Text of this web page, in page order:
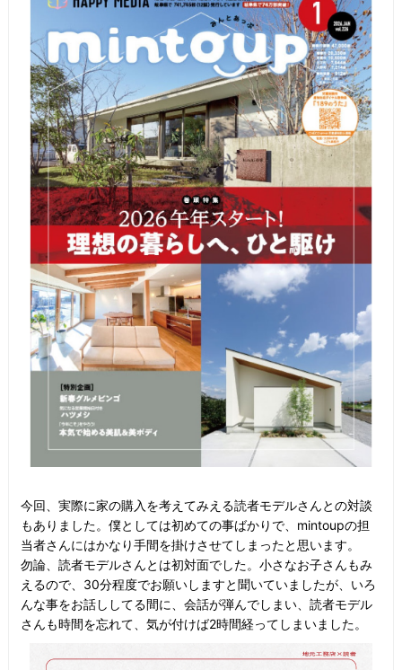
今回、実際に家の購入を考えてみえる読者モデルさんとの対談
もありました。僕としては初めての事ばかりで、mintoupの担
当者さんにはかなり手間を掛けさせてしまったと思います。
勿論、読者モデルさんとは初対面でした。小さなお子さんもみ
えるので、30分程度でお願いしますと聞いていましたが、いろ
んな事をお話ししてる間に、会話が弾んでしまい、読者モデル
さんも時間を忘れて、気が付けば2時間経ってしまいました。